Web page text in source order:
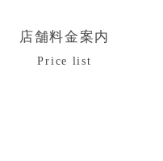
店舗料金案内
Price list